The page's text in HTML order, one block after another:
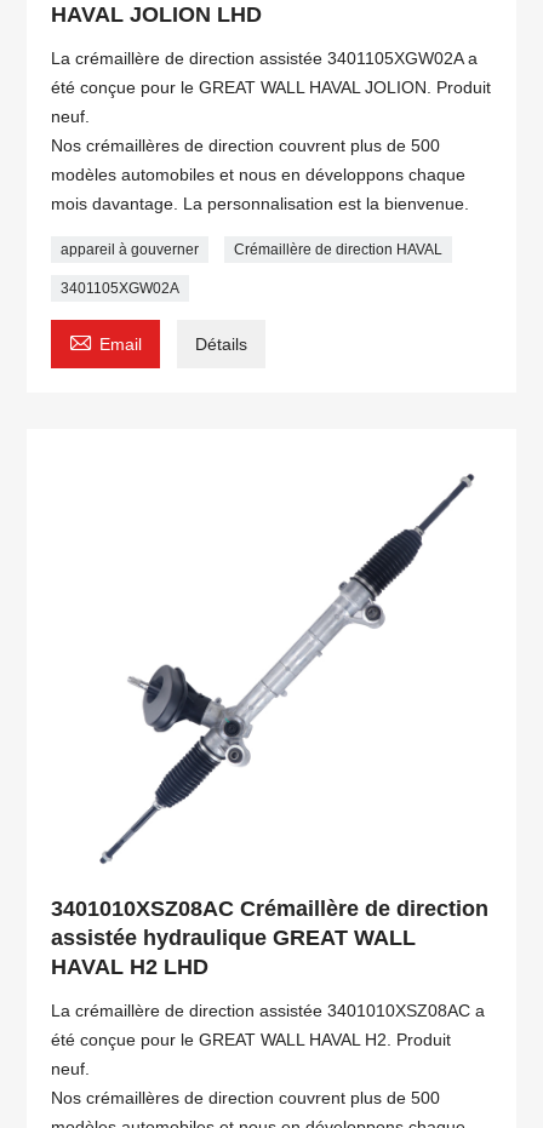
HAVAL JOLION LHD
La crémaillère de direction assistée 3401105XGW02A a
été conçue pour le GREAT WALL HAVAL JOLION. Produit
neuf.
Nos crémaillères de direction couvrent plus de 500
modèles automobiles et nous en développons chaque
mois davantage. La personnalisation est la bienvenue.
appareil à gouverner Crémaillère de direction HAVAL
3401105XGW02A
 Email Détails
3401010XSZ08AC Crémaillère de direction
assistée hydraulique GREAT WALL
HAVAL H2 LHD
La crémaillère de direction assistée 3401010XSZ08AC a
été conçue pour le GREAT WALL HAVAL H2. Produit
neuf.
Nos crémaillères de direction couvrent plus de 500